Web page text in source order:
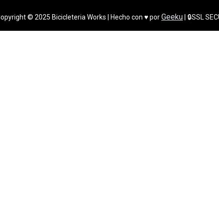
© 2025 Bicicleteria Works | Hecho con ♥ porGeeku | 🔒SSL